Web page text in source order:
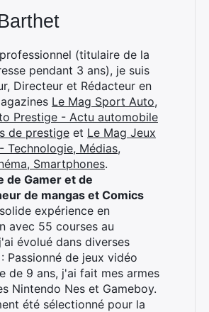
(titulaire de la
pendant 3 ans), je suis
Directeur et Rédacteur en
Le Mag Sport Auto,
Prestige - Actu automobile
de prestige et Le Mag Jeux
Technologie, Médias,
Smartphones.
de Gamer et de
de mangas et Comics
expérience en
avec 55 courses au
évolué dans diverses
Passionné de jeux vidéo
de 9 ans, j'ai fait mes armes
Nintendo Nes et Gameboy.
été sélectionné pour la